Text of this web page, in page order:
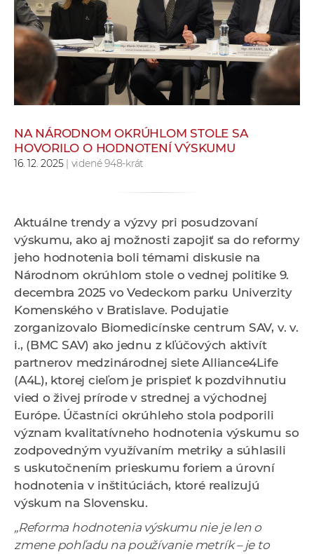
v
p
r
a
c
a
p
a
c
o
v
n
í
k
o
c
NA NÁRODNOM OKRÚHLOM STOLE SA
HOVORILO O HODNOTENÍ VÝSKUMU
16. 12. 2025| videné 948-krát
Aktuálne trendy a výzvy pri posudzovaní
výskumu, ako aj možnosti zapojiť sa do reformy
jeho hodnotenia boli témami diskusie na
Národnom okrúhlom stole o vednej politike 9.
decembra 2025 vo Vedeckom parku Univerzity
Komenského v Bratislave. Podujatie
zorganizovalo Biomedicínske centrum SAV, v. v.
i., (BMC SAV) ako jednu z kľúčových aktivít
partnerov medzinárodnej siete Alliance4Life
(A4L), ktorej cieľom je prispieť k pozdvihnutiu
vied o živej prírode v strednej a východnej
Európe. Účastníci okrúhleho stola podporili
význam kvalitatívneho hodnotenia výskumu so
zodpovedným využívaním metriky a súhlasili
s uskutočnením prieskumu foriem a úrovní
hodnotenia v inštitúciách, ktoré realizujú
výskum na Slovensku.
„Reforma hodnotenia výskumu nie je len o
zmene pohľadu na používanie metrík – je to